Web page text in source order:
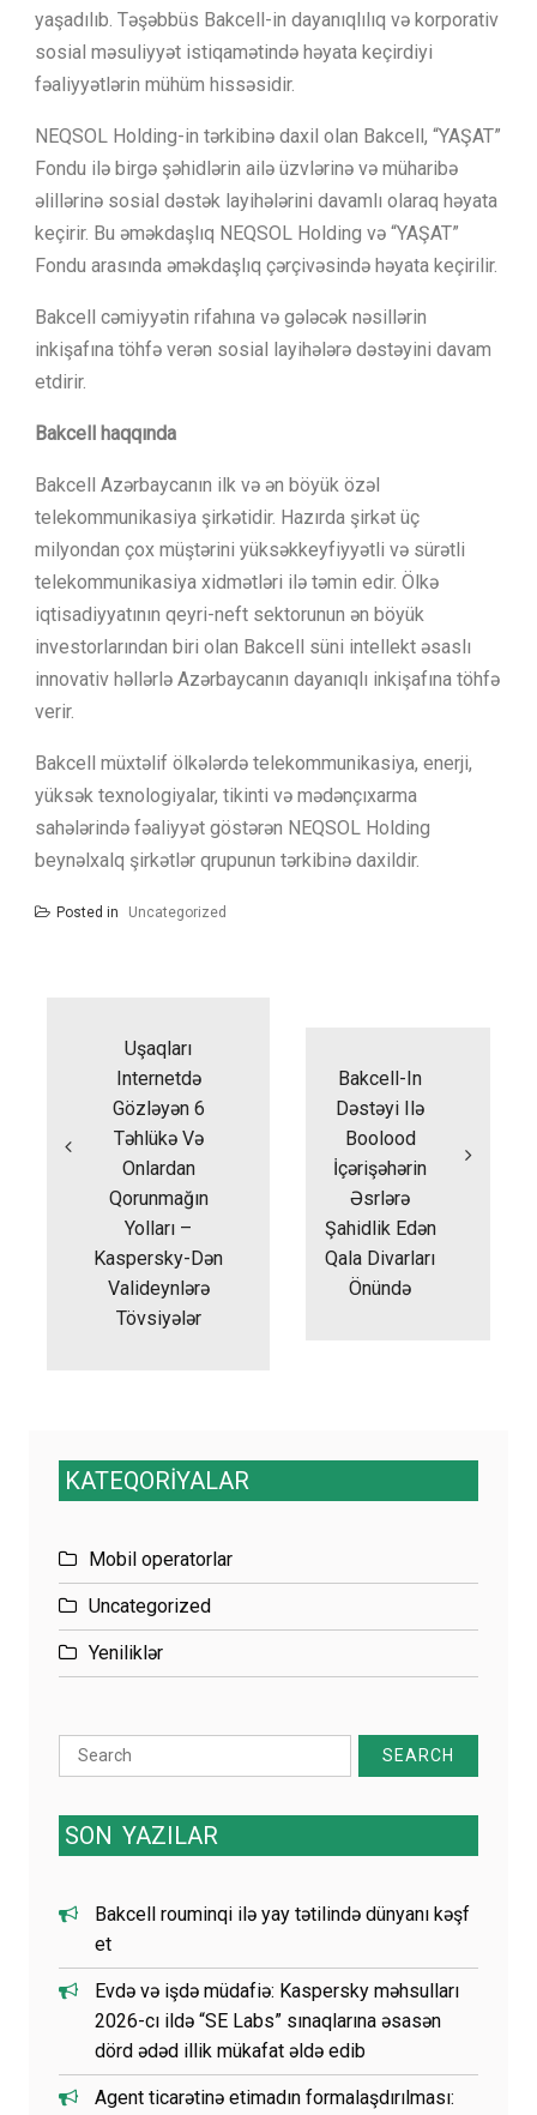
yaşadılıb. Təşəbbüs Bakcell-in dayanıqlılıq və korporativ
sosial məsuliyyət istiqamətində həyata keçirdiyi
fəaliyyətlərin mühüm hissəsidir.
NEQSOL Holding-in tərkibinə daxil olan Bakcell, “YAŞAT”
Fondu ilə birgə şəhidlərin ailə üzvlərinə və müharibə
əlillərinə sosial dəstək layihələrini davamlı olaraq həyata
keçirir. Bu əməkdaşlıq NEQSOL Holding və “YAŞAT”
Fondu arasında əməkdaşlıq çərçivəsində həyata keçirilir.
Bakcell cəmiyyətin rifahına və gələcək nəsillərin
inkişafına töhfə verən sosial layihələrə dəstəyini davam
etdirir.
Bakcell haqqında
Bakcell Azərbaycanın ilk və ən böyük özəl
telekommunikasiya şirkətidir. Hazırda şirkət üç
milyondan çox müştərini yüksəkkeyfiyyətli və sürətli
telekommunikasiya xidmətləri ilə təmin edir. Ölkə
iqtisadiyyatının qeyri-neft sektorunun ən böyük
investorlarından biri olan Bakcell süni intellekt əsaslı
innovativ həllərlə Azərbaycanın dayanıqlı inkişafına töhfə
verir.
Bakcell müxtəlif ölkələrdə telekommunikasiya, enerji,
yüksək texnologiyalar, tikinti və mədənçıxarma
sahələrində fəaliyyət göstərən NEQSOL Holding
beynəlxalq şirkətlər qrupunun tərkibinə daxildir.
Posted in Uncategorized
Uşaqları
Internetdə
Gözləyən 6
Təhlükə Və
Onlardan
Qorunmağın
Yolları –
Kaspersky-Dən
Valideynlərə
Tövsiyələr
Bakcell-In
Dəstəyi Ilə
Boolood
İçərişəhərin
Əsrlərə
Şahidlik Edən
Qala Divarları
Önündə
KATEQORİYALAR
Mobil operatorlar
Uncategorized
Yeniliklər
Search
for:
SON YAZILAR
Bakcell rouminqi ilə yay tətilində dünyanı kəşf
et
Evdə və işdə müdafiə: Kaspersky məhsulları
2026-cı ildə “SE Labs” sınaqlarına əsasən
dörd ədəd illik mükafat əldə edib
Agent ticarətinə etimadın formalaşdırılması: